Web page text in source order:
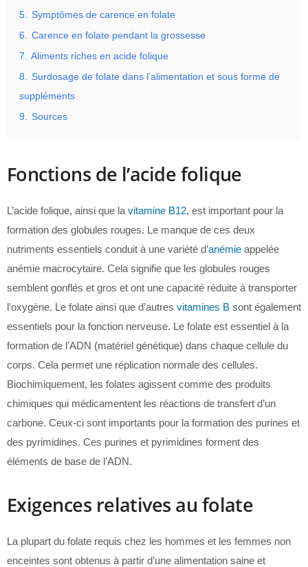
5. Symptômes de carence en folate
6. Carence en folate pendant la grossesse
7. Aliments riches en acide folique
8. Surdosage de folate dans l’alimentation et sous forme de
suppléments
9. Sources
Fonctions de l’acide folique
L’acide folique, ainsi que la vitamine B12, est important pour la
formation des globules rouges. Le manque de ces deux
nutriments essentiels conduit à une variété d’anémie appelée
anémie macrocytaire. Cela signifie que les globules rouges
semblent gonflés et gros et ont une capacité réduite à transporter
l’oxygène. Le folate ainsi que d’autres vitamines B sont également
essentiels pour la fonction nerveuse. Le folate est essentiel à la
formation de l’ADN (matériel génétique) dans chaque cellule du
corps. Cela permet une réplication normale des cellules.
Biochimiquement, les folates agissent comme des produits
chimiques qui médicamentent les réactions de transfert d’un
carbone. Ceux-ci sont importants pour la formation des purines et
des pyrimidines. Ces purines et pyrimidines forment des
éléments de base de l’ADN.
Exigences relatives au folate
La plupart du folate requis chez les hommes et les femmes non
enceintes sont obtenus à partir d’une alimentation saine et